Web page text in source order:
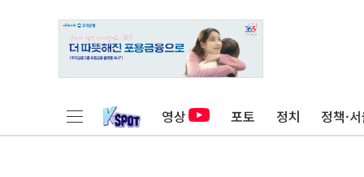
영상 포토 정치 정책·